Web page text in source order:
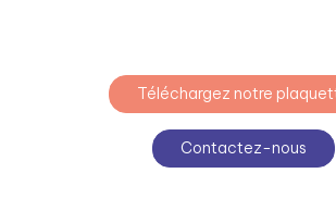
Téléchargez notre
Contactez-nous